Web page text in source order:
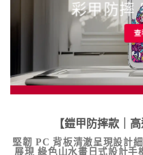
彩甲防摔
查
【鎧甲防摔款｜高
堅韌 PC 背板清澈呈現設計
展現綠色山水畫日式設計手